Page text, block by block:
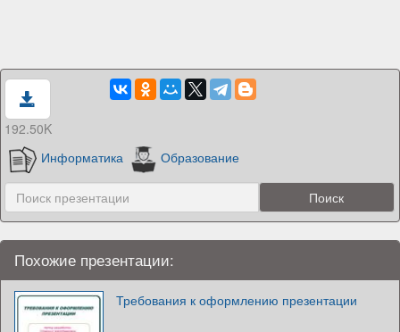
192.50K
Информатика
Образование
Похожие презентации:
Требования к оформлению презентации